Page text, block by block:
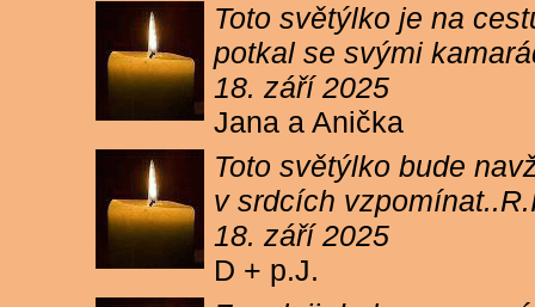
Toto světýlko je na
potkal se svými
18. září 2025
Jana a Anička
Toto světýlko bude
v srdcích
18. září 2025
D + p.J.